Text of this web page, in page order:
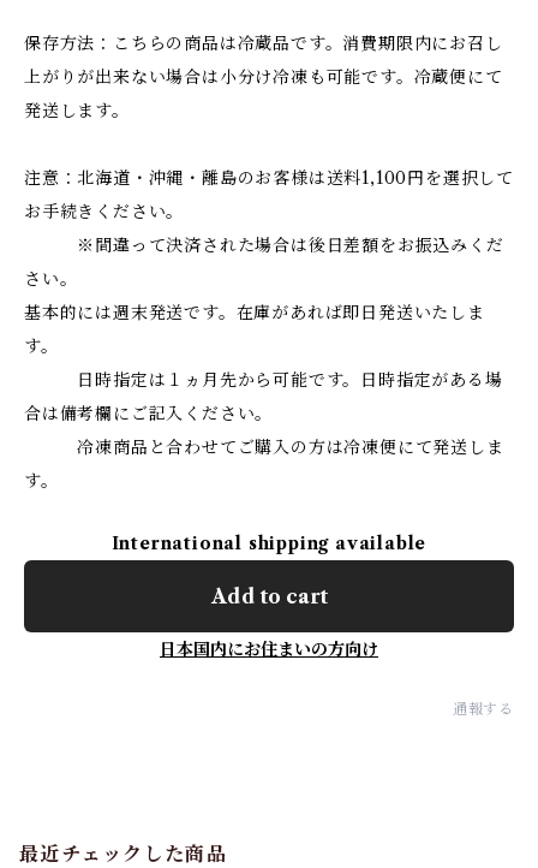
保存方法：こちらの商品は冷蔵品です。消費期限内にお召し
上がりが出来ない場合は小分け冷凍も可能です。冷蔵便にて
発送します。
注意：北海道・沖縄・離島のお客様は送料1,100円を選択して
お手続きください。
※間違って決済された場合は後日差額をお振込みくだ
さい。
基本的には週末発送です。在庫があれば即日発送いたしま
す。
日時指定は１ヵ月先から可能です。日時指定がある場
合は備考欄にご記入ください。
冷凍商品と合わせてご購入の方は冷凍便にて発送しま
す。
International shipping available
Add to cart
日本国内にお住まいの方向け
通報する
最近チェックした商品